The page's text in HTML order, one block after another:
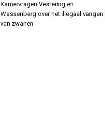
Kamervragen Vestering en
Wassenberg over het illegaal vangen
van zwanen